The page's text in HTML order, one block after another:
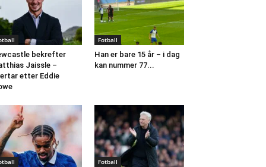
bekrefter
Jaissle –
etter Eddie
Fotball
Han er bare 15 år – i dag
kan nummer 77...
Fotball